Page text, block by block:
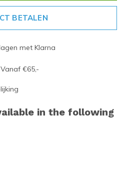
BETALEN
met Klarna
Vanaf €65,-
in the following